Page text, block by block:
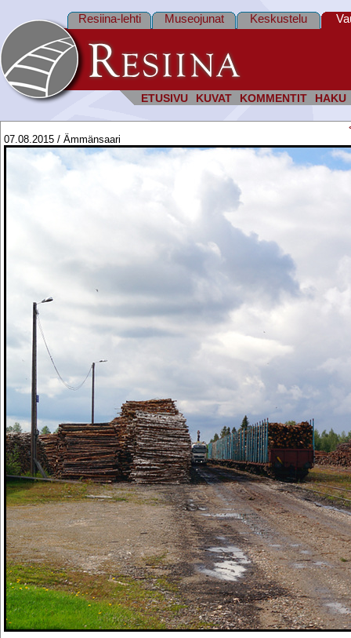
ETUSIVU KUVAT KOMMENTIT HAKU
Resiina-lehti Museojunat Keskustelu
07.08.2015 / Ämmänsaari